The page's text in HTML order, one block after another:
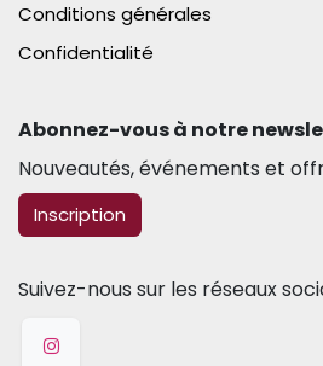
Conditions générales
Confidentialité
Abonnez-vous à notre
Nouveautés, événements et
​​​​Inscription
Suivez-nous sur les réseaux